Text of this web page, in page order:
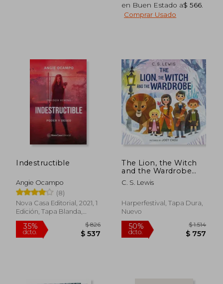
35% 40%
dcto. $
en Buen Estado a$ 566
Comprar Usado
Indestructible
Angie Ocampo
(8)
Nova Casa Editorial, 2021, 1
Edición, Tapa Blanda,
Nuevo
The Lion, the Witch
and the Wardrobe
Board Book
(Chronicles of Narnia)
C. S. Lewis
Harperfestival, Tapa Dura,
Nuevo